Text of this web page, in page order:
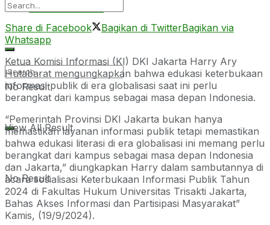
Informasi Publik
No Result
No Result
View All Result
Share di Facebook Bagikan di TwitterBagikan via
Whatsapp
Ketua Komisi Informasi (KI) DKI Jakarta Harry Ary
Hutabarat mengungkapkan bahwa edukasi keterbukaan
informasi publik di era globalisasi saat ini perlu
berangkat dari kampus sebagai masa depan Indonesia.
“Pemerintah Provinsi DKI Jakarta bukan hanya
memastikan layanan informasi publik tetapi memastikan
bahwa edukasi literasi di era globalisasi ini memang perlu
berangkat dari kampus sebagai masa depan Indonesia
dan Jakarta,” diungkapkan Harry dalam sambutannya di
acara sosialisasi Keterbukaan Informasi Publik Tahun
2024 di Fakultas Hukum Universitas Trisakti Jakarta,
Bahas Akses Informasi dan Partisipasi Masyarakat”
Kamis, (19/9/2024).